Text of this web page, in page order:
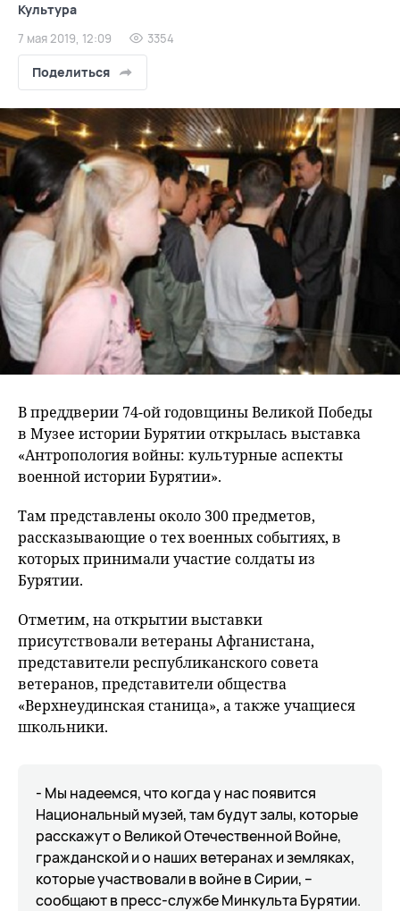
Культура
7 мая 2019, 12:09 3354
Поделиться
В преддверии 74-ой годовщины Великой Победы
в Музее истории Бурятии открылась выставка
«Антропология войны: культурные аспекты
военной истории Бурятии».
Там представлены около 300 предметов,
рассказывающие о тех военных событиях, в
которых принимали участие солдаты из
Бурятии.
Отметим, на открытии выставки
присутствовали ветераны Афганистана,
представители республиканского совета
ветеранов, представители общества
«Верхнеудинская станица», а также учащиеся
школьники.
- Мы надеемся, что когда у нас появится
Национальный музей, там будут залы, которые
расскажут о Великой Отечественной Войне,
гражданской и о наших ветеранах и земляках,
которые участвовали в войне в Сирии, –
сообщают в пресс-службе Минкульта Бурятии.